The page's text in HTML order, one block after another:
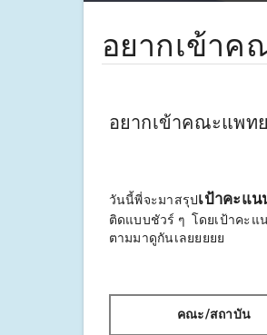
อยากเข้าค
อยากเข้าคณะแพท
วันนี้พี่จะมาสรุปเป้าคะแ
ติดแบบชัวร์ ๆ โดยเป้าคะแ
ตามมาดูกันเลยยยยย
คณะ/สถาบัน